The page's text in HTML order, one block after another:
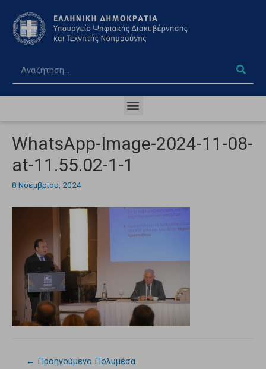
WhatsApp-Image-2024-11-08-
at-11.55.02-1-1
8 Νοεμβρίου, 2024
← Προηγούμενο Πολυμέσα